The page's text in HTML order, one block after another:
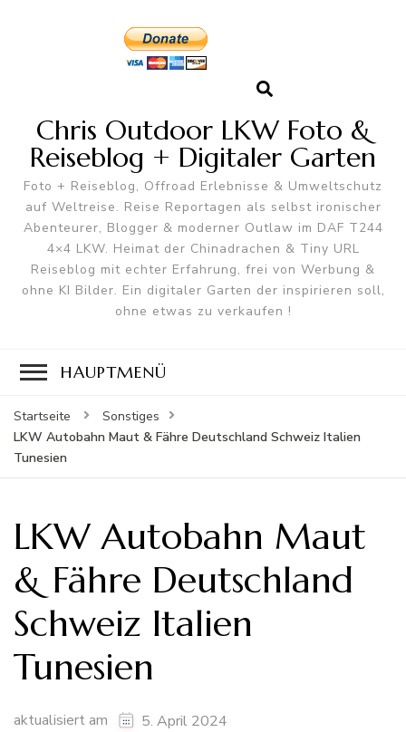
Chris Outdoor LKW Foto &
Reiseblog + Digitaler Garten
Foto + Reiseblog, Offroad Erlebnisse & Umweltschutz
auf Weltreise. Reise Reportagen als selbst ironischer
Abenteurer, Blogger & moderner Outlaw im DAF T244
4×4 LKW. Heimat der Chinadrachen & Tiny URL
Reiseblog mit echter Erfahrung, frei von Werbung &
ohne KI Bilder. Ein digitaler Garten der inspirieren soll,
ohne etwas zu verkaufen !
HAUPTMENÜ
Startseite
Sonstiges
LKW Autobahn Maut & Fähre Deutschland Schweiz Italien
Tunesien
LKW Autobahn Maut
& Fähre Deutschland
Schweiz Italien
Tunesien
aktualisiert am 5. April 2024